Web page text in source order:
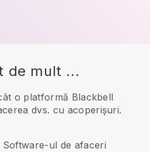
de mult ...
o platformă Blackbell
dvs. cu acoperișuri.
ul de afaceri